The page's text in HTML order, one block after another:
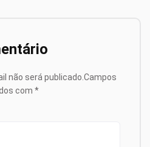
não será publicado. Campos
com *